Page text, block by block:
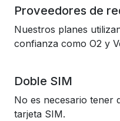
Proveedores de
Nuestros planes
confianza como O2 y
Doble SIM
No es necesario tener
tarjeta SIM.